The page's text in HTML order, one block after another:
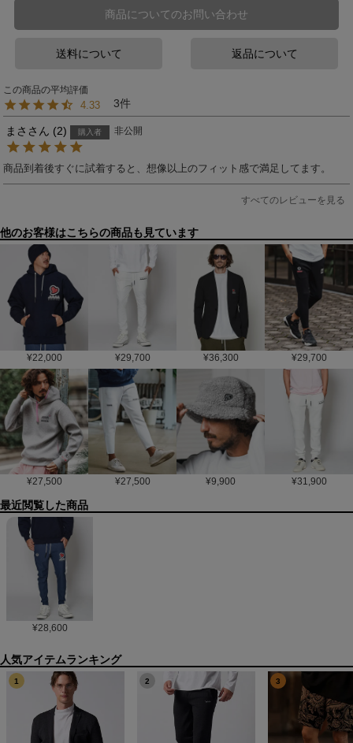
商品についてのお問い合わせ
送料について 返品について
4.33 3
まさ 2 購入者 非公開
商品到着後すぐに試着すると、想像以上のフィット感で満足してます。
すべてのレビューを見る
他のお客様はこちらの商品も見ています
¥22,000 ¥29,700 ¥36,300 ¥29,700
¥27,500 ¥27,500 ¥9,900 ¥31,900
最近閲覧した商品
¥28,600
1 2 3